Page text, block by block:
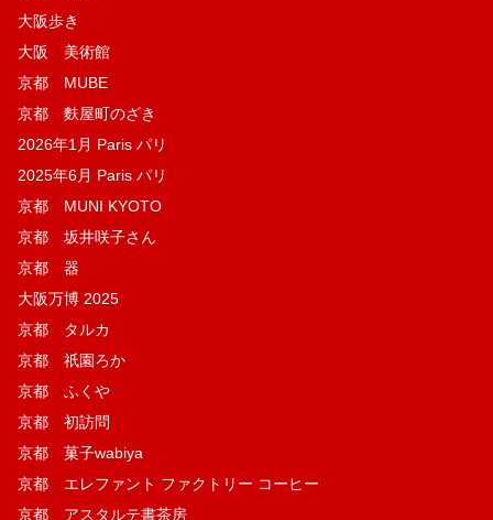
大阪歩き
大阪 美術館
京都 MUBE
京都 麩屋町のざき
2026年1月 Paris パリ
2025年6月 Paris パリ
京都 MUNI KYOTO
京都 坂井咲子さん
京都 器
大阪万博 2025
京都 タルカ
京都 祇園ろか
京都 ふくや
京都 初訪問
京都 菓子wabiya
京都 エレファント ファクトリー コーヒー
京都 アスタルテ書茶房